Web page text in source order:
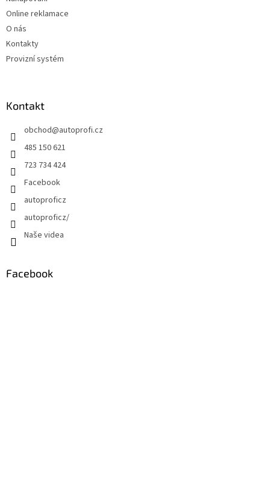
Online reklamace
O nás
Kontakty
Provizní systém
Kontakt
obchod@autoprofi.cz
485 150 621
723 734 424
Facebook
autoproficz
autoproficz/
Naše videa
Facebook